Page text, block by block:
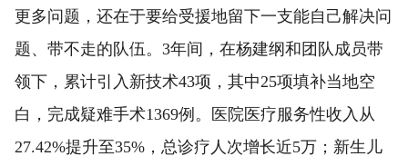
更多问题，还在于要给受援地留下一支能自己解决问
题、带不走的队伍。3年间，在杨建纲和团队成员带
领下，累计引入新技术43项，其中25项填补当地空
白，完成疑难手术1369例。医院医疗服务性收入从
27.42%提升至35%，总诊疗人次增长近5万；新生儿